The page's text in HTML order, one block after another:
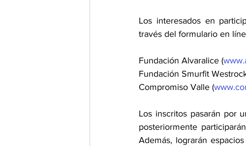
Los interesados en
través del formulario en
Fundación Alvaralice (
Fundación Smurfit
Compromiso Valle (
Los inscritos pasarán por
posteriormente
Además, lograrán